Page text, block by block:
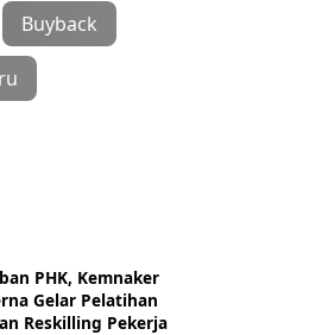
Buyback
PHK, Kemnaker
Gelar Pelatihan
Reskilling Pekerja